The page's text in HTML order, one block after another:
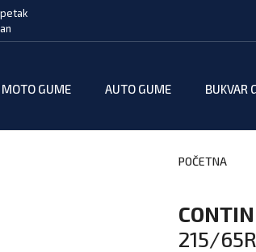
MOTO GUME AUTO GUME BUKVAR
POČETNA
215/